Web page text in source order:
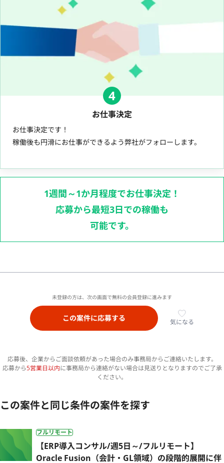
4
お仕事決定
お仕事決定です！
稼働後も円滑にお仕事ができるよう弊社がフォローします。
1週間～1か月程度でお仕事決定！
応募から最短3日での稼働も
可能です。
未登録の方は、次の画面で無料の会員登録に進みます
この案件に応募する 気になる
応募後、企業からご面談依頼があった場合のみ事務局からご連絡いたします。
応募から5営業日以内に事務局から連絡がない場合は見送りとなりますのでご了承
ください。
この案件と同じ条件の案件を探す
フルリモート
【ERP導入コンサル/週5日～/フルリモート】
Oracle Fusion（会計・GL領域）の段階的展開に伴